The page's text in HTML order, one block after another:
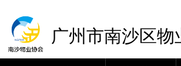
广州市南沙区